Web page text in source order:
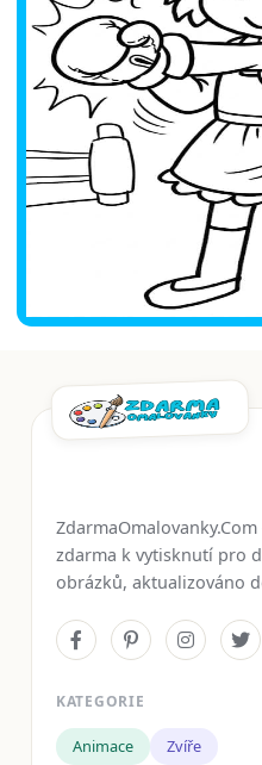
zdarma k vytisknutí pro
obrázků, aktualizováno
KATEGORIE
Animace
Zvíře